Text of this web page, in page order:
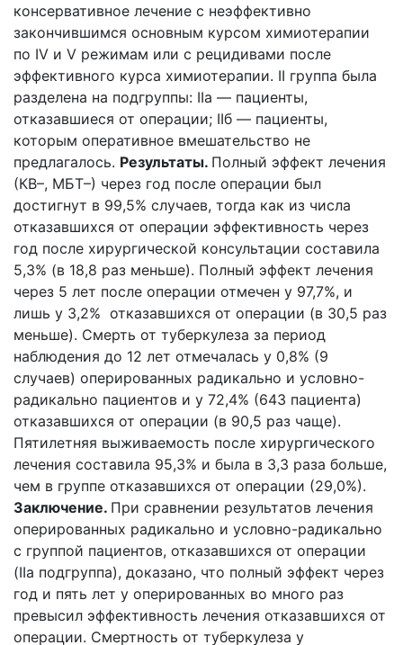
консервативное лечение с неэффективно
закончившимся основным курсом химиотерапии
по IV и V режимам или с рецидивами после
эффективного курса химиотерапии. II группа была
разделена на подгруппы: IIа — пациенты,
отказавшиеся от операции; IIб — пациенты,
которым оперативное вмешательство не
предлагалось. Результаты. Полный эффект лечения
(КВ–, МБТ–) через год после операции был
достигнут в 99,5% случаев, тогда как из числа
отказавшихся от операции эффективность через
год после хирургической консультации составила
5,3% (в 18,8 раз меньше). Полный эффект лечения
через 5 лет после операции отмечен у 97,7%, и
лишь у 3,2% отказавшихся от операции (в 30,5 раз
меньше). Смерть от туберкулеза за период
наблюдения до 12 лет отмечалась у 0,8% (9
случаев) оперированных радикально и условно-
радикально пациентов и у 72,4% (643 пациента)
отказавшихся от операции (в 90,5 раз чаще).
Пятилетняя выживаемость после хирургического
лечения составила 95,3% и была в 3,3 раза больше,
чем в группе отказавшихся от операции (29,0%).
Заключение. При сравнении результатов лечения
оперированных радикально и условно-радикально
с группой пациентов, отказавшихся от операции
(IIа подгруппа), доказано, что полный эффект через
год и пять лет у оперированных во много раз
превысил эффективность лечения отказавшихся от
операции. Смертность от туберкулеза у